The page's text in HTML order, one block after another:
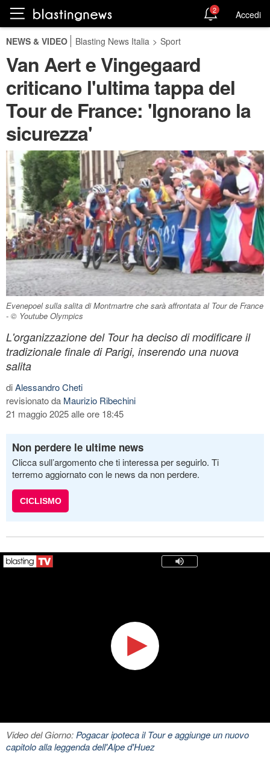
2 Accedi
NEWS & VIDEO Blasting News Italia > Sport
Van Aert e Vingegaard
criticano l'ultima tappa del
Tour de France: 'Ignorano la
sicurezza'
Evenepoel sulla salita di Montmartre che sarà affrontata al Tour de France
- © Youtube Olympics
L'organizzazione del Tour ha deciso di modificare il
tradizionale finale di Parigi, inserendo una nuova
salita
diAlessandro Cheti
revisionato da Maurizio Ribechini
21 maggio 2025 alle ore 18:45
Non perdere le ultime news
Clicca sull’argomento che ti interessa per seguirlo. Ti
terremo aggiornato con le news da non perdere.
CICLISMO
Video del Giorno:Pogacar ipoteca il Tour e aggiunge un nuovo
capitolo alla leggenda dell'Alpe d'Huez